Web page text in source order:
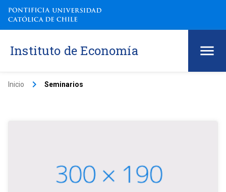
Instituto de Economía
Inicio keyboard_arrow_right Seminarios